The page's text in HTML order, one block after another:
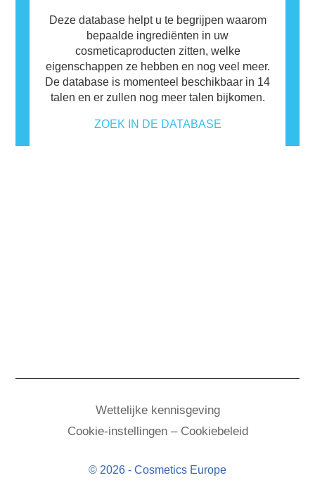
Deze database helpt u te begrijpen waarom
bepaalde ingrediënten in uw
cosmeticaproducten zitten, welke
eigenschappen ze hebben en nog veel meer.
De database is momenteel beschikbaar in 14
talen en er zullen nog meer talen bijkomen.
ZOEK IN DE DATABASE
Wettelijke kennisgeving
Cookie-instellingen – Cookiebeleid
© 2026 - Cosmetics Europe